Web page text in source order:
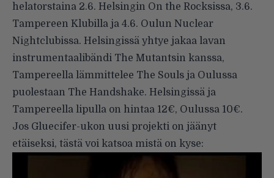
helatorstaina 2.6. Helsingin On the Rocksissa, 3.6.
Tampereen Klubilla ja 4.6. Oulun Nuclear
Nightclubissa. Helsingissä yhtye jakaa lavan
instrumentaalibändi The Mutantsin kanssa,
Tampereella lämmittelee The Souls ja Oulussa
puolestaan The Handshake. Helsingissä ja
Tampereella lipulla on hintaa 12€, Oulussa 10€.
Jos Gluecifer-ukon uusi projekti on jäänyt
etäiseksi, tästä voi katsoa mistä on kyse: